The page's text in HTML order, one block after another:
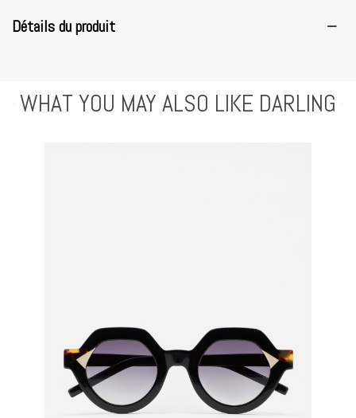
Détails du produit
WHAT YOU MAY ALSO LIKE DARLING